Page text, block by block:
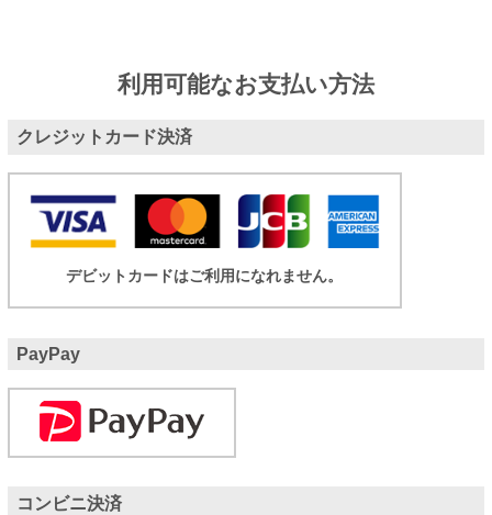
利用可能なお支払い方法
クレジットカード決済
デビットカードはご利用になれません。
PayPay
コンビニ決済